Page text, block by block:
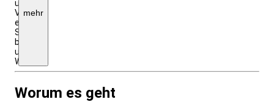
und
Verpflegung
entnehmen
Sie
bitte
unserer
Webseite!
mehr
Worum es geht